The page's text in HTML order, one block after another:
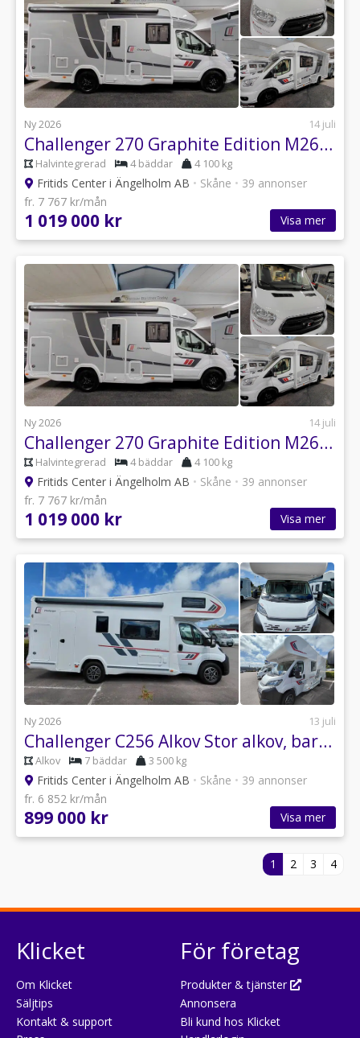
Ny 2026 14 juli
Challenger 270 Graphite Edition M26 Kompressorkyl långbäddar omg. lev
Halvintegrerad 4 bäddar 4 100 kg
Fritids Center i Ängelholm AB • Skåne • 39 annonser
fr. 7 767 kr/mån
1 019 000 kr Visa mer
Ny 2026 14 juli
Challenger 270 Graphite Edition M26 Kompressorkyl långbäddar omg. lev
Halvintegrerad 4 bäddar 4 100 kg
Fritids Center i Ängelholm AB • Skåne • 39 annonser
fr. 7 767 kr/mån
1 019 000 kr Visa mer
Ny 2026 13 juli
Challenger C256 Alkov Stor alkov, barnkammare bak, bäddbara soffor med mer!
Alkov 7 bäddar 3 500 kg
Fritids Center i Ängelholm AB • Skåne • 39 annonser
fr. 6 852 kr/mån
899 000 kr Visa mer
1 2 3 4
Klicket
Om Klicket
Säljtips
Kontakt & support
För företag
Produkter & tjänster
Annonsera
Bli kund hos Klicket